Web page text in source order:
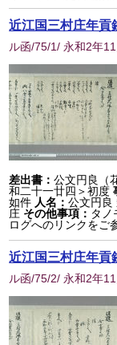
近江国三村庄年貢
ル函/75/1/ 永和2年
差出書：公文円良（
和二十一廿四＞初度
如件 人名：公文円良
庄 その他事項： タ
ログへのリンクをご
近江国三村庄年貢
ル函/75/2/ 永和2年